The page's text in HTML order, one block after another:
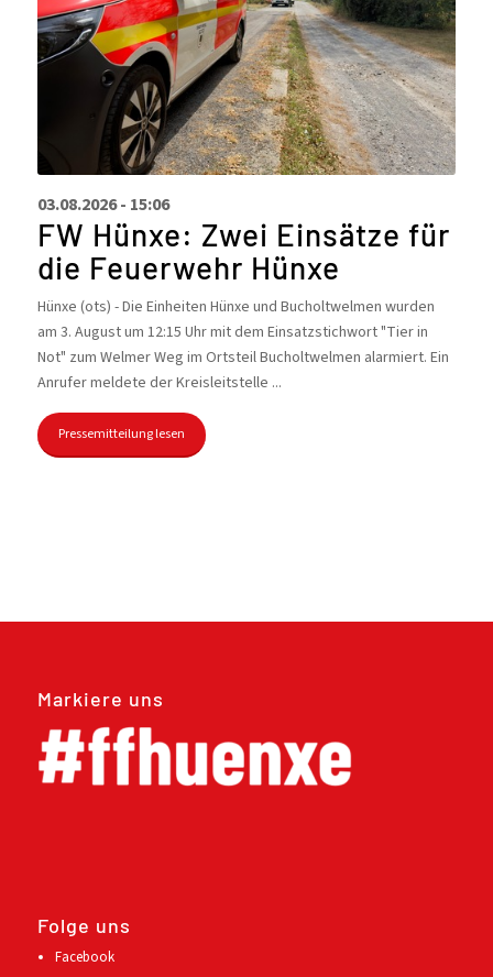
03.08.2026 - 15:06
FW Hünxe: Zwei Einsätze für
die Feuerwehr Hünxe
Hünxe (ots) - Die Einheiten Hünxe und Bucholtwelmen wurden
am 3. August um 12:15 Uhr mit dem Einsatzstichwort "Tier in
Not" zum Welmer Weg im Ortsteil Bucholtwelmen alarmiert. Ein
Anrufer meldete der Kreisleitstelle ...
Pressemitteilung lesen
Markiere uns
Folge uns
Facebook